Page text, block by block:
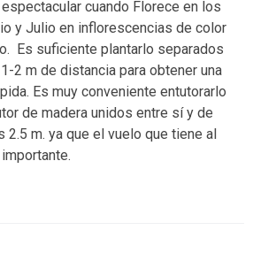
cuando Florece en los
y Julio en inflorescencias de color
Es suficiente plantarlo separados
2 m de distancia para obtener una
Es muy conveniente entutorarlo
de madera unidos entre sí y de
2.5 m. ya que el vuelo que tiene al